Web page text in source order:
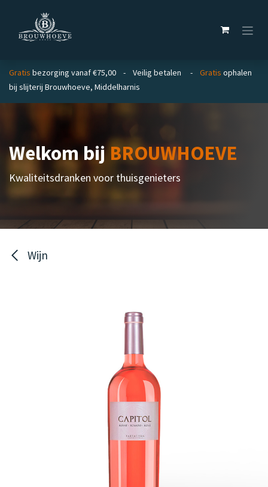
Gratis bezorging vanaf €75,00 - Veilig betalen - Gratis ophalen
bij slijterij Brouwhoeve, Middelharnis
Welkom bijBROUWHOEVE
Kwaliteitsdranken voor thuisgenieters
Wijn